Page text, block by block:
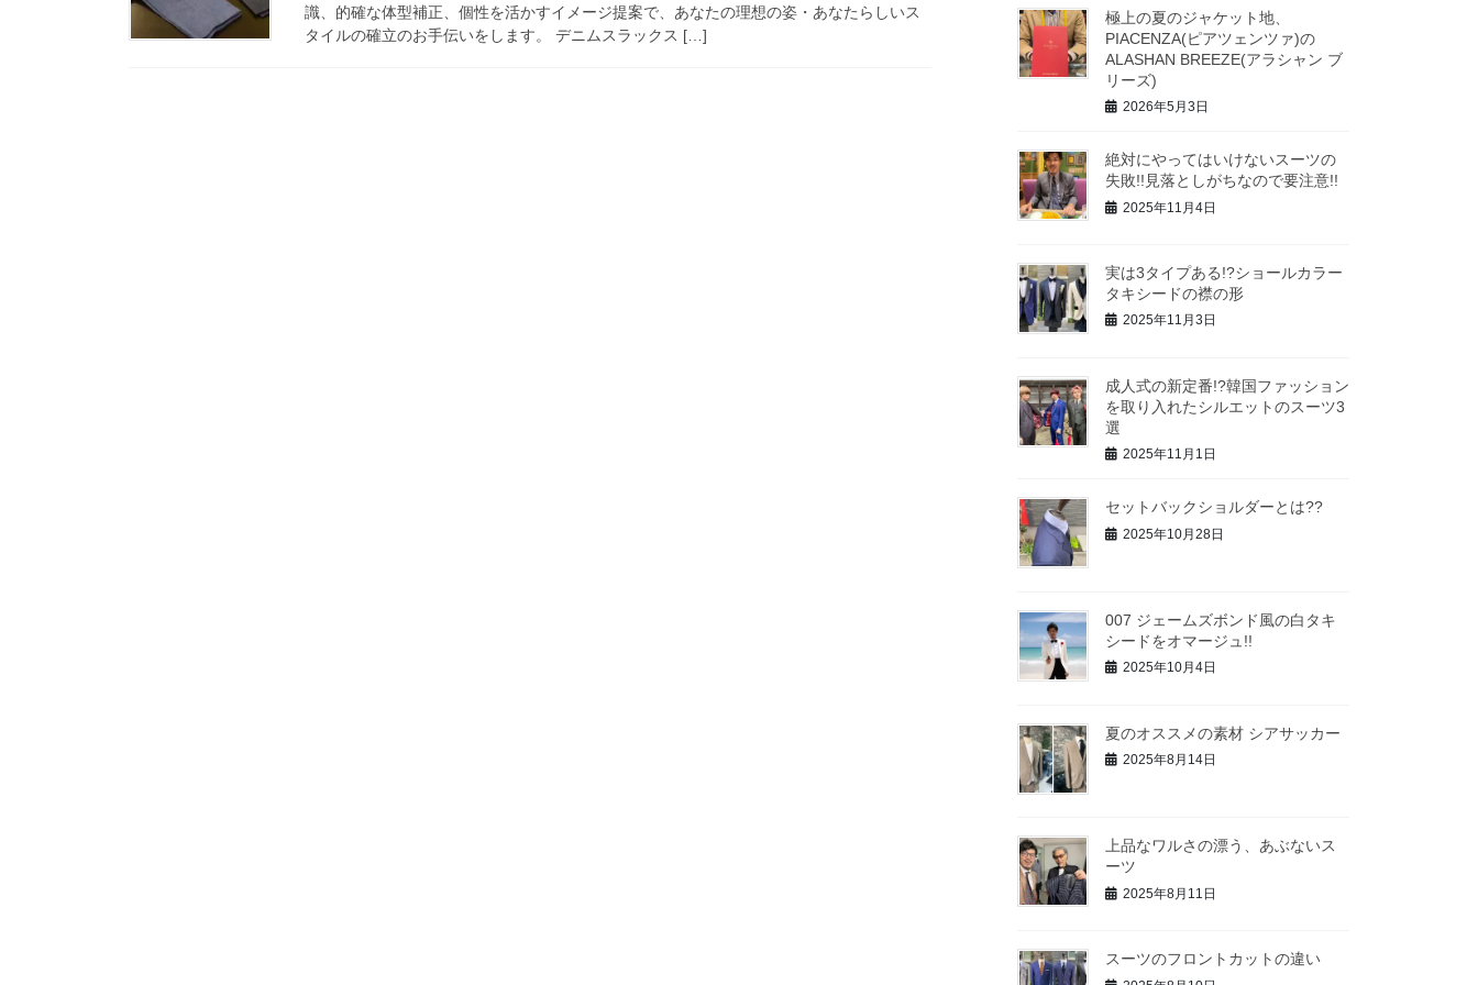
識、的確な体型補正、個性を活かすイメージ提案で、あなたの理想の姿・あなたらしいス
タイルの確立のお手伝いをします。 デニムスラックス […]
極上の夏のジャケット地、
PIACENZA(ピアツェンツァ)の
ALASHAN BREEZE(アラシャン ブ
リーズ)
2026年5月3日
絶対にやってはいけないスーツの
失敗!!見落としがちなので要注意!!
2025年11月4日
実は3タイプある!?ショールカラー
タキシードの襟の形
2025年11月3日
成人式の新定番!?韓国ファッション
を取り入れたシルエットのスーツ3
選
2025年11月1日
セットバックショルダーとは??
2025年10月28日
007 ジェームズボンド風の白タキ
シードをオマージュ!!
2025年10月4日
夏のオススメの素材 シアサッカー
2025年8月14日
上品なワルさの漂う、あぶないス
ーツ
2025年8月11日
スーツのフロントカットの違い